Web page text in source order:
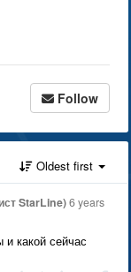
Follow
Oldest first
StarLine)6 years
какой сейчас